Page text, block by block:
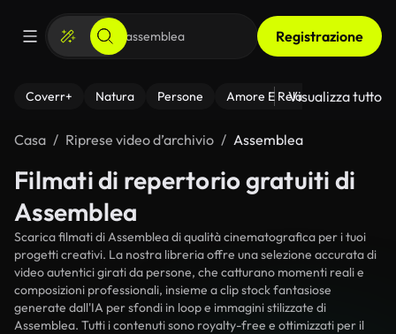
Registrazione
Coverr+ Natura Persone Amore E Relazioni Il
Visualizza tutto
Casa Riprese video d’archivio Assemblea
Filmati di repertorio gratuiti di
Assemblea
Scarica filmati di Assemblea di qualità cinematografica per i tuoi
progetti creativi. La nostra libreria offre una selezione accurata di
video autentici girati da persone, che catturano momenti reali e
composizioni professionali, insieme a clip stock fantasiose
generate dall'IA per sfondi in loop e immagini stilizzate di
Assemblea. Tutti i contenuti sono royalty-free e ottimizzati per il